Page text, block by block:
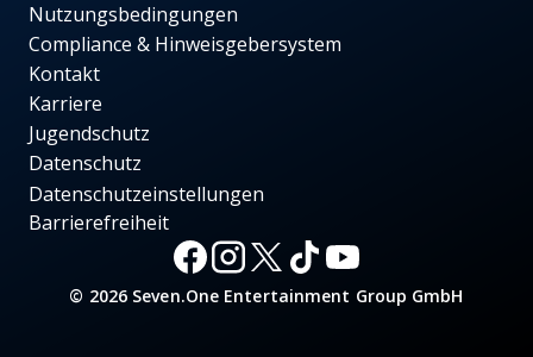
Nutzungsbedingungen
Compliance & Hinweisgebersystem
Kontakt
Karriere
Jugendschutz
Datenschutz
Datenschutzeinstellungen
Barrierefreiheit
© 2026 Seven.One Entertainment Group GmbH